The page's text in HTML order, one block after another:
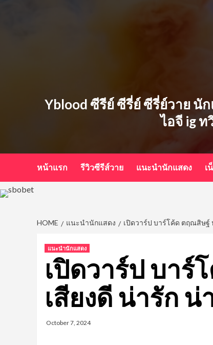
Yblood ซีรีย์ ซีรี่ย์ ซีรี่ย์วาย นั
ไอจี ig
หน้าแรก รีวิวซีรีส์วาย แนะนำนักแสดง เ
HOME แนะนำนักแสดง เปิดวาร์ป บาร์โค้ด ตฤณสิษฐ์
แนะนำนักแสดง
เปิดวาร์ป บา
เสียงดี น่ารัก
October 7, 2024